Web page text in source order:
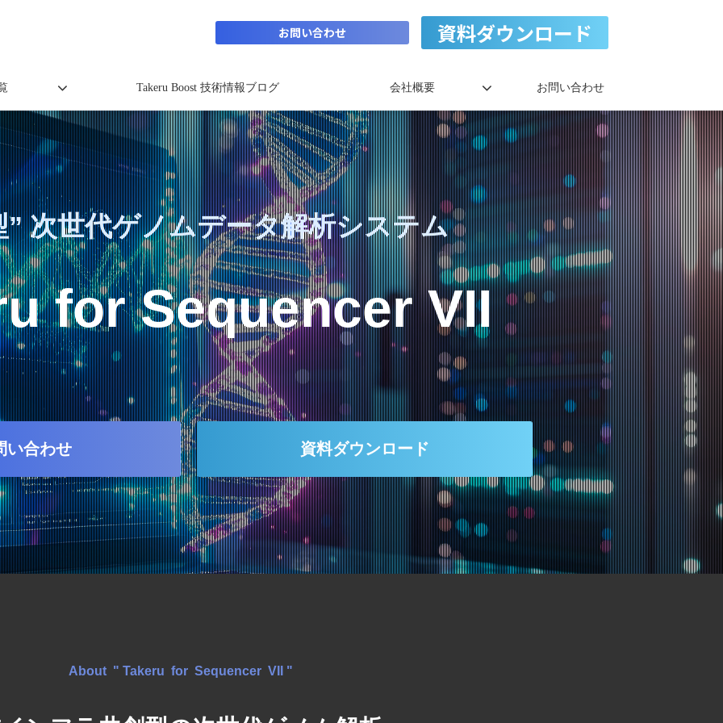
お問い合わせ 資料ダウンロード
Takeru Boost 技術情報ブログ 会社概要 お問い合わせ
次世代ゲノムデータ解析システム
for Sequencer VII
い合わせ 資料ダウンロード
About " Takeru for Sequencer VII "